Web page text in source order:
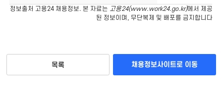
정보출처 고용24 채용정보. 본 자료는 고용24(www.work24.go.kr)에서 제공
된 정보이며, 무단복제 및 배포를 금지합니다
목록 채용정보사이트로 이동